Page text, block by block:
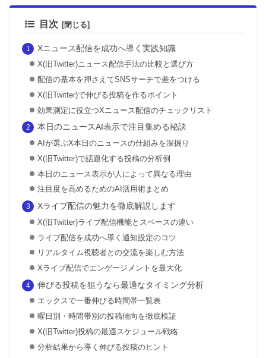
目次
Xニュース配信を成功へ導く実践知識
X(旧Twitter)ニュース配信手法の比較と選び方
配信の基本を押さえてSNSサーチで差をつける
X(旧Twitter)で伸びる投稿を作るポイント
効果測定に役立つXニュース配信のチェックリスト
本日のニュースAI表示で注目集める秘訣
AIが選ぶX本日のニュースの仕組みを深掘り
X(旧Twitter)で話題化する投稿の分析例
本日のニュース表示が人によって異なる理由
注目度を高めるためのAI活用術まとめ
Xライブ配信の魅力を徹底解説します
X(旧Twitter)ライブ配信機能とスペースの違い
ライブ配信を成功へ導く通知設定のコツ
リアルタイム視聴者との交流を楽しむ方法
Xライブ配信でエンゲージメントを最大化
伸びる投稿を狙うなら最適なタイミング分析
エックスで一番伸びる時間帯一覧表
曜日別・時間帯別の投稿傾向を徹底検証
X(旧Twitter)投稿の最適スケジュール戦略
分析結果から導く伸びる投稿のヒント